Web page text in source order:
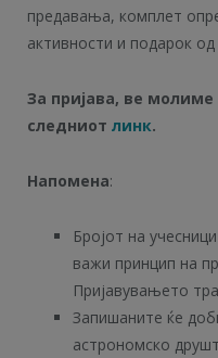
предавања, комплет
активности и подарок
За пријава, ве
следниот линк.
Напомена:
Бројот на
важи принцип на
Пријавувањето
Запишаните ќе
астрономско